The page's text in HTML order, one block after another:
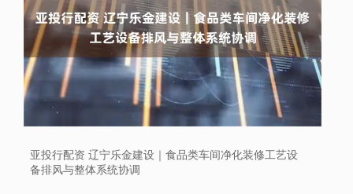
亚投行配资 辽宁乐金建设｜食品类车间净化装修工艺设
备排风与整体系统协调